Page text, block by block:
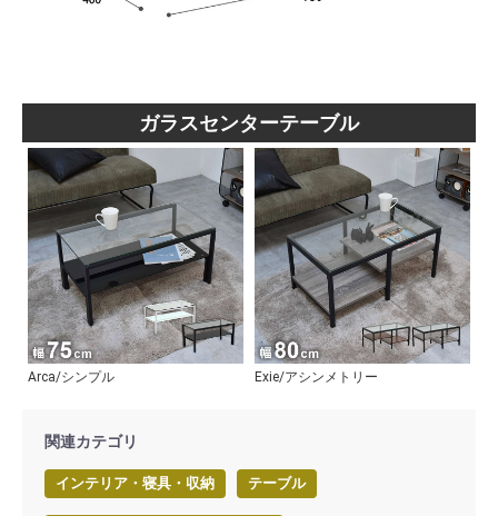
ガラスセンターテーブル
Arca/シンプル Exie/アシンメトリー
関連カテゴリ
インテリア・寝具・収納 テーブル